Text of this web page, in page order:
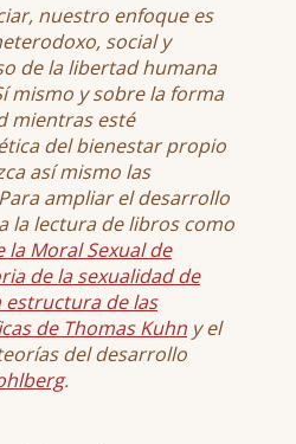
nuestro enfoque es
social y
de la libertad humana
mismo y sobre la forma
mientras esté
del bienestar propio
así mismo las
ampliar el desarrollo
la lectura de libros como
Moral Sexual de
de la sexualidad de
estructura de las
de Thomas Kuhn y el
del desarrollo
.